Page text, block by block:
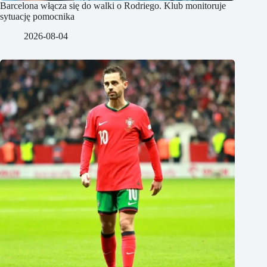
Barcelona włącza się do walki o Rodriego. Klub monitoruje
sytuację pomocnika
2026-08-04